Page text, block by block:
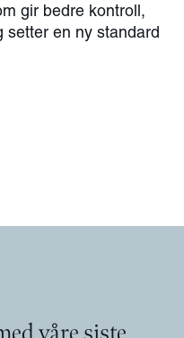
gir bedre kontroll,
setter en ny standard